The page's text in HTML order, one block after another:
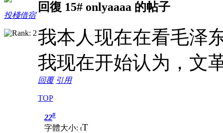
投棧借宿
回復 15# onlyaaaa 的帖子
我本人现在在看毛泽
我现在开始认为，文
回覆 引用
TOP
22#
字體大小: tT